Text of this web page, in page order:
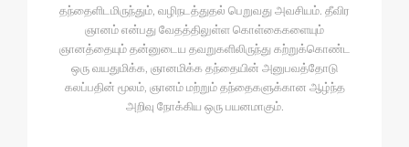
தந்தைளிடமிருந்தும், வழிநடத்துதல் பெறுவது அவசியம். தீவிர
ஞானம் என்பது வேதத்திலுள்ள கொள்கைகளையும்
ஞானத்தையும் தன்னுடைய தவறுகளிலிருந்து கற்றுக்கொண்ட
ஒரு வயதுமிக்க, ஞானமிக்க தந்தையின் அனுபவத்தோடு
கலப்பதின் மூலம், ஞானம் மற்றும் தந்தைகளுக்கான ஆழ்ந்த
அறிவு நோக்கிய ஒரு பயனமாகும்.